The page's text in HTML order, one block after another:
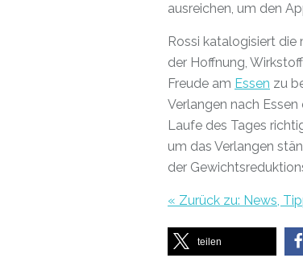
ausreichen, um den
Rossi katalogisiert
der Hoffnung,
Freude am Essen zu
Verlangen nach
Laufe des Tages
um das Verlangen
der
« Zurück zu: News,
teilen